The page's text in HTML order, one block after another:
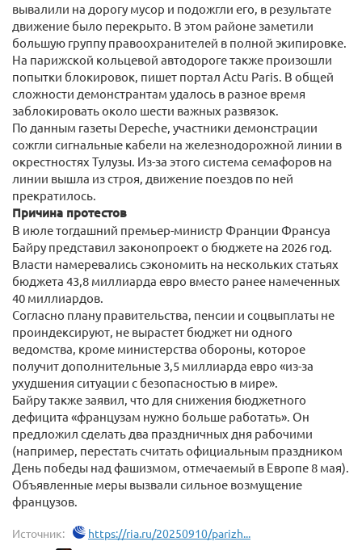
вывалили на дорогу мусор и подожгли его, в результате
движение было перекрыто. В этом районе заметили
большую группу правоохранителей в полной экипировке.
На парижской кольцевой автодороге также произошли
попытки блокировок, пишет портал Actu Paris. В общей
сложности демонстрантам удалось в разное время
заблокировать около шести важных развязок.
По данным газеты Depeche, участники демонстрации
сожгли сигнальные кабели на железнодорожной линии в
окрестностях Тулузы. Из-за этого система семафоров на
линии вышла из строя, движение поездов по ней
прекратилось.
Причина протестов
В июле тогдашний премьер-министр Франции Франсуа
Байру представил законопроект о бюджете на 2026 год.
Власти намеревались сэкономить на нескольких статьях
бюджета 43,8 миллиарда евро вместо ранее намеченных
40 миллиардов.
Согласно плану правительства, пенсии и соцвыплаты не
проиндексируют, не вырастет бюджет ни одного
ведомства, кроме министерства обороны, которое
получит дополнительные 3,5 миллиарда евро «из-за
ухудшения ситуации с безопасностью в мире».
Байру также заявил, что для снижения бюджетного
дефицита «французам нужно больше работать». Он
предложил сделать два праздничных дня рабочими
(например, перестать считать официальным праздником
День победы над фашизмом, отмечаемый в Европе 8 мая).
Объявленные меры вызвали сильное возмущение
французов.
Источник: https://ria.ru/20250910/parizh...